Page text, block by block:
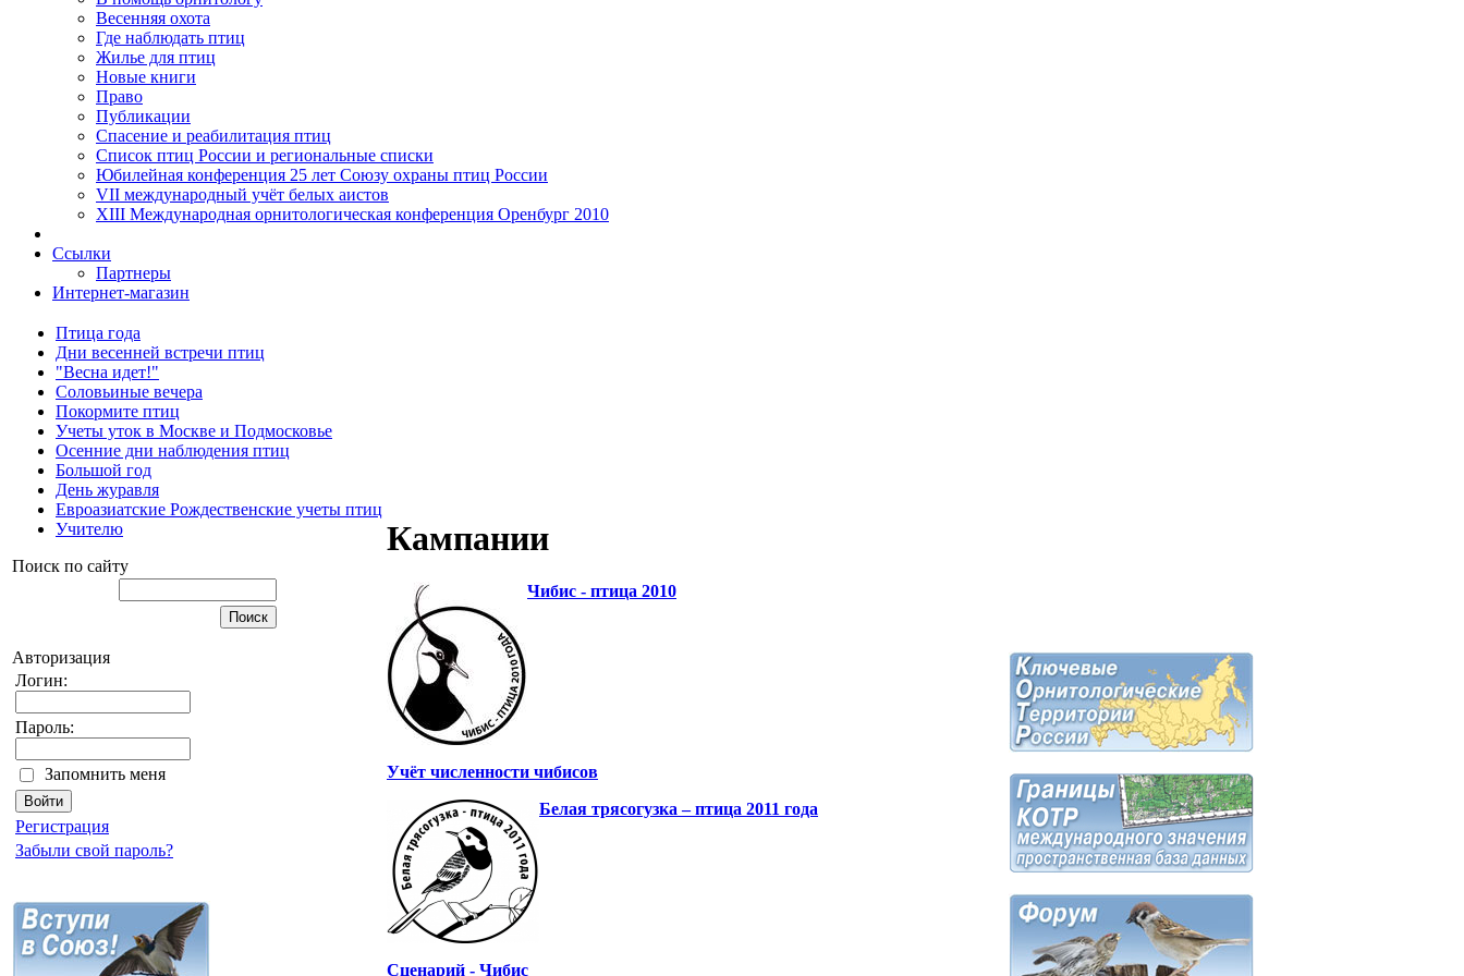
Весенняя охота
Где наблюдать птиц
Жилье для птиц
Новые книги
Право
Публикации
Спасение и реабилитация птиц
Список птиц России и региональные списки
Юбилейная конференция 25 лет Союзу охраны птиц России
VII международный учёт белых аистов
XIII Международная орнитологическая конференция Оренбург 2010
Ссылки
Партнеры
Интернет-магазин
Птица года
Дни весенней встречи птиц
"Весна идет!"
Соловьиные вечера
Покормите птиц
Учеты уток в Москве и Подмосковье
Осенние дни наблюдения птиц
Большой год
День журавля
Евроазиатские Рождественские учеты птиц
Учителю
Поиск по сайту
Авторизация
Логин:
Пароль:
Запомнить меня
Регистрация
Забыли свой пароль?
Кампании
Чибис - птица 2010
Учёт численности чибисов
Белая трясогузка – птица 2011 года
Сценарий - Чибис